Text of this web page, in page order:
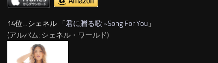
14位…シェネル 「君に贈る歌 ~Song For You 」
(アルバム: シェネル・ワールド)